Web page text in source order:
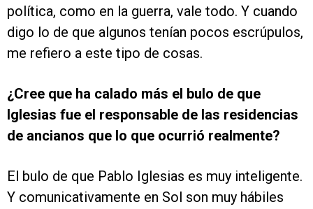
política, como en la guerra, vale todo. Y cuando
digo lo de que algunos tenían pocos escrúpulos,
me refiero a este tipo de cosas.
¿Cree que ha calado más el bulo de que
Iglesias fue el responsable de las residencias
de ancianos que lo que ocurrió realmente?
El bulo de que Pablo Iglesias es muy inteligente.
Y comunicativamente en Sol son muy hábiles